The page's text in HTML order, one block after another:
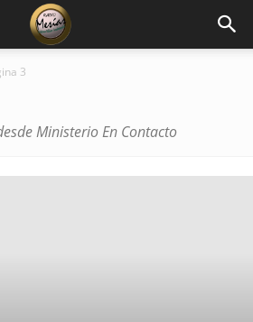
3
Ministerio En Contacto